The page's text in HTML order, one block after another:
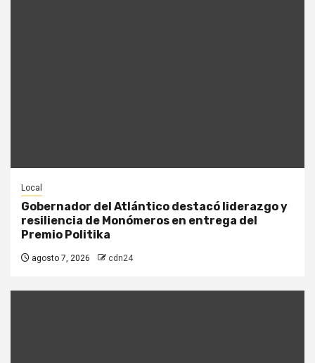
Local
Gobernador del Atlántico destacó liderazgo y
resiliencia de Monómeros en entrega del
Premio Politika
agosto 7, 2026 cdn24